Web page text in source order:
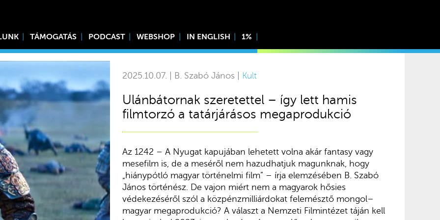
TÁMOGATÁS PODCAST WEBSHOP IN ENGLISH 1%
2025.10.07. | B. Szabó János | Kult
Ulánbátornak szeretettel – így lett hamis
filmtorzó a tatárjárásos megaprodukció
Az 1242 – A Nyugat kapujában lehetett volna akár fantasy vagy
mesefilm is, de a meséről nem hazudhatjuk magunknak, hogy
„hiánypótló magyar történelmi film” – írja elemzésében B. Szabó
János történész. De vajon miért nem a magyarok hősies
védekezéséről szól a közpénzmilliárdokat felemésztő mongol–
magyar megaprodukció? A választ a Nemzeti Filmintézet táján kell